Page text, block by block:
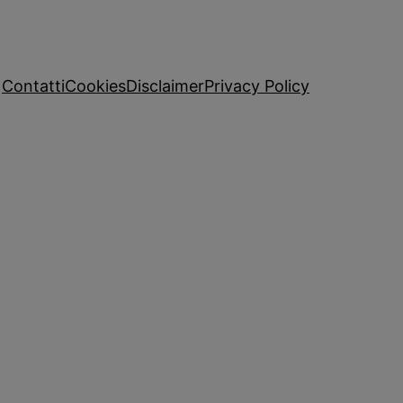
ContattiCookiesDisclaimerPrivacy Policy